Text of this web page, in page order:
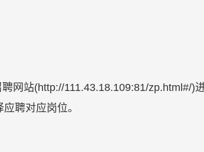
网站(http://111.43.18.109:81/zp.html#/)
聘对应岗位。